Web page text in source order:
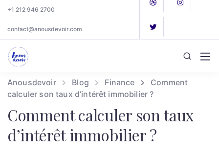
+1 212 946 2700
contact@anousdevoir.com
Anousdevoir Blog Finance
Comment
calculer son taux d’intérêt immobilier ?
Comment calculer son taux
d’intérêt immobilier ?